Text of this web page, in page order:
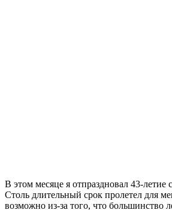
В этом месяце я отпраздновал 43-летие
Столь длительный срок пролетел для
возможно из-за того, что большинство